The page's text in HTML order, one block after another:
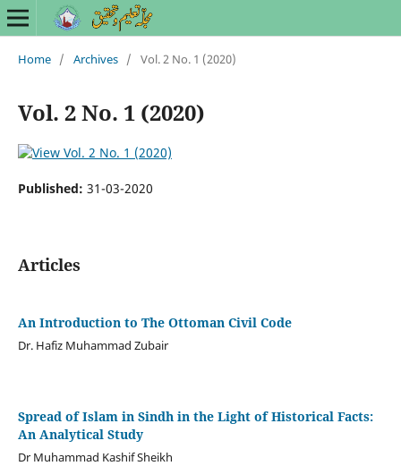
Home / Archives / Vol. 2 No. 1 (2020)
Vol. 2 No. 1 (2020)
Published: 31-03-2020
Articles
An Introduction to The Ottoman Civil Code
Dr. Hafiz Muhammad Zubair
Spread of Islam in Sindh in the Light of Historical Facts:
An Analytical Study
Dr Muhammad Kashif Sheikh